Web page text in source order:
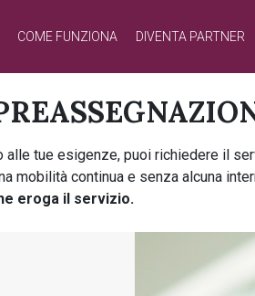
COME FUNZIONA DIVENTA PARTNER
tue esigenze, puoi richiedere il
mobilità continua e senza alcuna
eroga il servizio.